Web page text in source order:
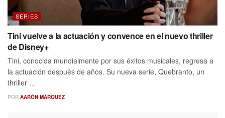
SERIES
Tini vuelve a la actuación y convence en el nuevo thriller
de Disney+
Tini, conocida mundialmente por sus éxitos musicales, regresa a
la actuación después de años. Su nueva serie, Quebranto, un
thriller ...
POR AARÓN MÁRQUEZ